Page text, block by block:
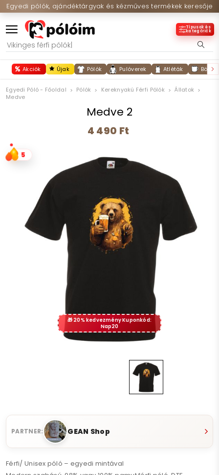
Egyedi pólók, ajándéktárgyak és kézműves termékek keresője
Típusok és
kategóriák
Akciók Újak Pólók Pulóverek Atléták
Egyedi Póló - Főoldal Pólók Kereknyakú Férfi Pólók
Állatok
Medve
Medve 2
4 490 Ft
5
20% kedvezmény Kuponkód:
Nap20
PARTNER: GEAN Shop
Férfi/ Unisex póló – egyedi mintával